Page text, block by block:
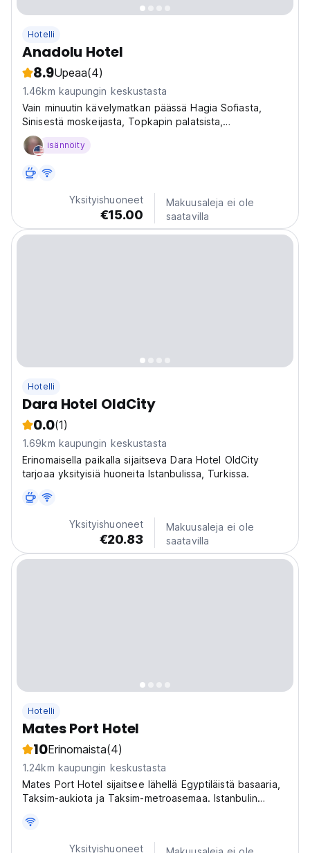
Hotelli
Anadolu Hotel
8.9Upeaa(4)
1.46km kaupungin keskustasta
Vain minuutin kävelymatkan päässä Hagia Sofiasta,
Sinisestä moskeijasta, Topkapin palatsista,
Hippodromista, vanhastakaupungista, Suuresta
basaarista ja monista muista tärkeistä monumenteista.
isännöity
Yksityishuoneet
€15.00
Makuusaleja ei ole
saatavilla
Hotelli
Dara Hotel OldCity
0.0(1)
1.69km kaupungin keskustasta
Erinomaisella paikalla sijaitseva Dara Hotel OldCity
tarjoaa yksityisiä huoneita Istanbulissa, Turkissa.
Yksityishuoneet
€20.83
Makuusaleja ei ole
saatavilla
Hotelli
Mates Port Hotel
10Erinomaista(4)
1.24km kaupungin keskustasta
Mates Port Hotel sijaitsee lähellä Egyptiläistä basaaria,
Taksim-aukiota ja Taksim-metroasemaa. Istanbulin
Yksityishuoneet